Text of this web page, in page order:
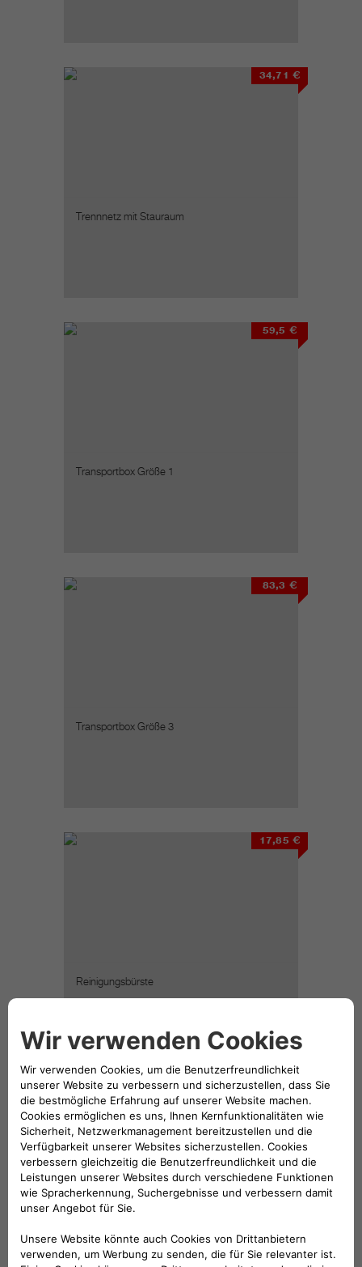
34,71 €
Trennnetz mit Stauraum
59,5 €
Transportbox Größe 1
83,3 €
Transportbox Größe 3
17,85 €
Reinigungsbürste
15,86 €
Reiseflasche